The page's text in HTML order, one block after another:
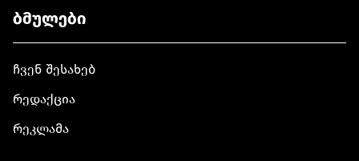
ბმულები
ჩვენ შესახებ
რედაქცია
რეკლამა